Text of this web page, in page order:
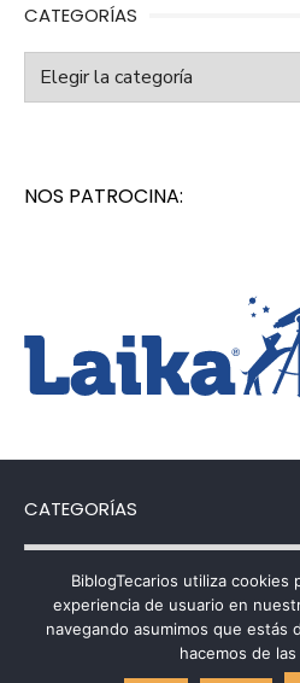
CATEGORÍAS
Categorías
NOS PATROCINA:
CATEGORÍAS
Categorías
BiblogTecarios utiliza cookies
experiencia de usuario en
navegando asumimos que estás
hacemos de las